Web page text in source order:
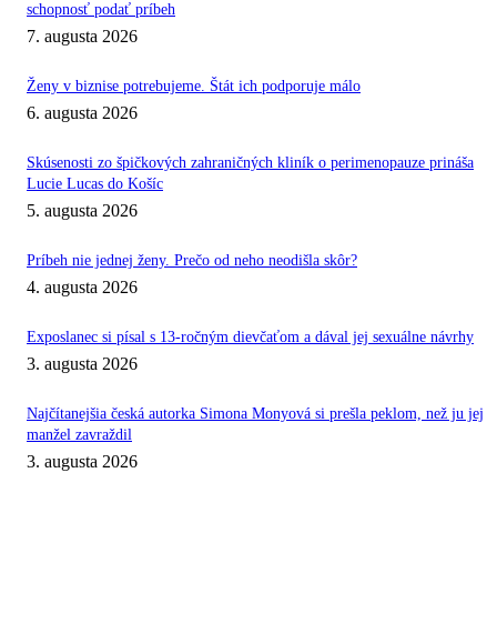
schopnosť podať príbeh
7. augusta 2026
Ženy v biznise potrebujeme. Štát ich podporuje málo
6. augusta 2026
Skúsenosti zo špičkových zahraničných kliník o perimenopauze prináša
Lucie Lucas do Košíc
5. augusta 2026
Príbeh nie jednej ženy. Prečo od neho neodišla skôr?
4. augusta 2026
Exposlanec si písal s 13-ročným dievčaťom a dával jej sexuálne návrhy
3. augusta 2026
Najčítanejšia česká autorka Simona Monyová si prešla peklom, než ju jej
manžel zavraždil
3. augusta 2026